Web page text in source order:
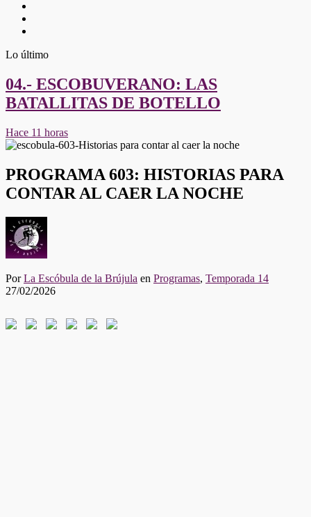
Lo último
04.- ESCOBUVERANO: LAS
BATALLITAS DE BOTELLO
Hace 11 horas
PROGRAMA 603: HISTORIAS PARA
CONTAR AL CAER LA NOCHE
PorLa Escóbula de la Brújula en Programas, Temporada 14
27/02/2026